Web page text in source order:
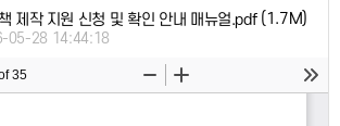
제작 지원 신청 및 확인 안내 매뉴얼.pdf(1.7M)
05-28 14:44:18